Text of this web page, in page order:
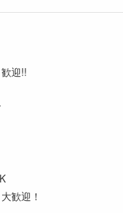
迎!!
歓迎！